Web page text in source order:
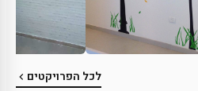
לכל הפרויקטים